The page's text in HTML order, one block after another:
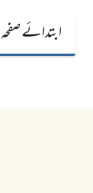
ابتدائے صفحہ